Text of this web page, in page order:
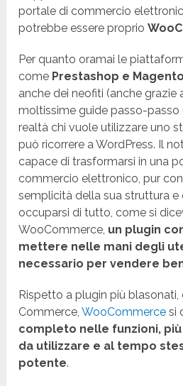
portale di commercio
potrebbe essere proprio
Per quanto oramai le
come Prestashop e Magento
anche dei neofiti (anche grazie
moltissime guide passo-passo
realtà chi vuole utilizzare uno
può ricorrere a WordPress. Il
capace di trasformarsi in una
commercio elettronico, pur
semplicità della sua struttura e
occuparsi di tutto, come si
WooCommerce, un plugin
mettere nelle mani degli
necessario per vendere
Rispetto a plugin più
Commerce,WooCommerce si
completo nelle funzioni,
da utilizzare e al tempo
potente.